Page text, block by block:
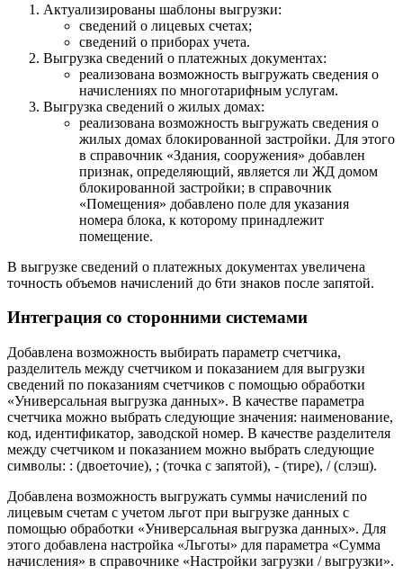
Актуализированы шаблоны выгрузки:
сведений о лицевых счетах;
сведений о приборах учета.
Выгрузка сведений о платежных документах:
реализована возможность выгружать сведения о
начислениях по многотарифным услугам.
Выгрузка сведений о жилых домах:
реализована возможность выгружать сведения о
жилых домах блокированной застройки. Для этого
в справочник «Здания, сооружения» добавлен
признак, определяющий, является ли ЖД домом
блокированной застройки; в справочник
«Помещения» добавлено поле для указания
номера блока, к которому принадлежит
помещение.
В выгрузке сведений о платежных документах увеличена
точность объемов начислений до 6ти знаков после запятой.
Интеграция со сторонними системами
Добавлена возможность выбирать параметр счетчика,
разделитель между счетчиком и показанием для выгрузки
сведений по показаниям счетчиков с помощью обработки
«Универсальная выгрузка данных». В качестве параметра
счетчика можно выбрать следующие значения: наименование,
код, идентификатор, заводской номер. В качестве разделителя
между счетчиком и показанием можно выбрать следующие
символы: : (двоеточие), ; (точка с запятой), - (тире), / (слэш).
Добавлена возможность выгружать суммы начислений по
лицевым счетам с учетом льгот при выгрузке данных с
помощью обработки «Универсальная выгрузка данных». Для
этого добавлена настройка «Льготы» для параметра «Сумма
начисления» в справочнике «Настройки загрузки / выгрузки».